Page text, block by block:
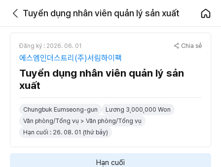
Tuyển dụng nhân viên quản lý sản xuất
Đăng ký : 2026. 06. 01 Chia sẻ
에스엠인더스트리(주)서림하이팩
Tuyển dụng nhân viên quản lý sản
xuất
Chungbuk Eumseong-gun
Lương 3,000,000 Won
Văn phòng/Tổng vụ > Văn phòng/Tổng vụ
Hạn cuối : 26. 08. 01 (thứ bảy)
Hạn cuối